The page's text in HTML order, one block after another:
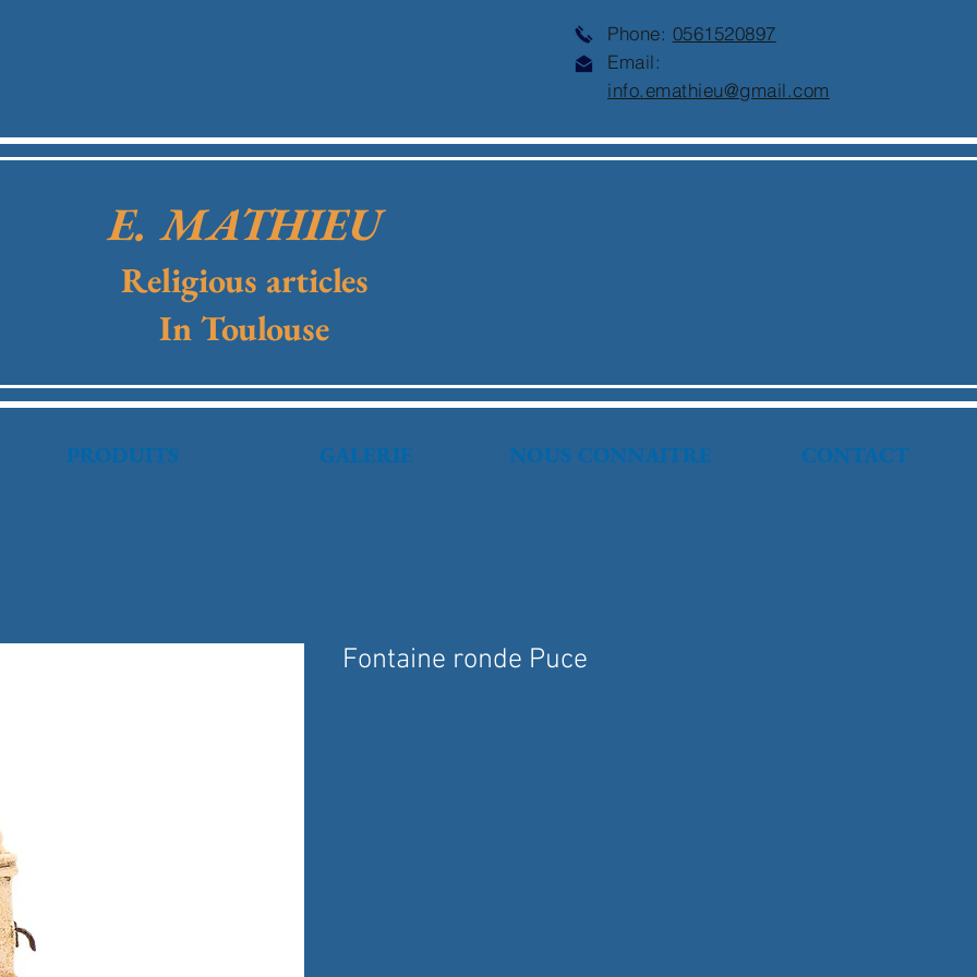
Phone: 0561520897
Email:
info.emathieu@gmail.com
E. MATHIEU
Religious articles
In Toulouse
PRODUITS GALERIE NOUS CONNAITRE CONTACT
Fontaine ronde Puce